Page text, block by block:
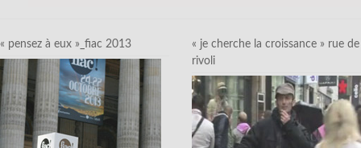
« pensez à eux »_fiac 2013
« je cherche la croissance » rue de
rivoli